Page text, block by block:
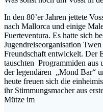
In den 80’er Jahren jettete
nach Mallorca und einige
Fuerteventura. Es hatte sich
Jugendreiseorganisation
Freundschaft entwickelt. Der
tauschten Programmiden aus
der legendären „Mond Bar“
heute freuen sich die
ihr Stimmungsmacher aus
Mütze im